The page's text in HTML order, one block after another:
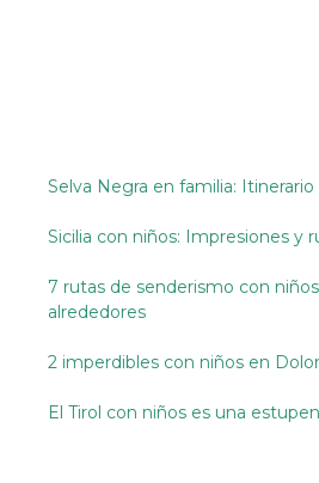
Selva Negra en familia:
Sicilia con niños: Impresiones y
7 rutas de senderismo con
alrededores
2 imperdibles con niños en
El Tirol con niños es una